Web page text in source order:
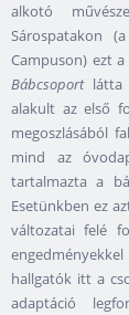
alkotó
Sárospatakon
Campuson) ezt
Bábcsoportlátta
alakult az első
megoszlásából
mind az
tartalmazta a
Esetünkben ez
változatai felé
hallgatók itt a
adaptáció